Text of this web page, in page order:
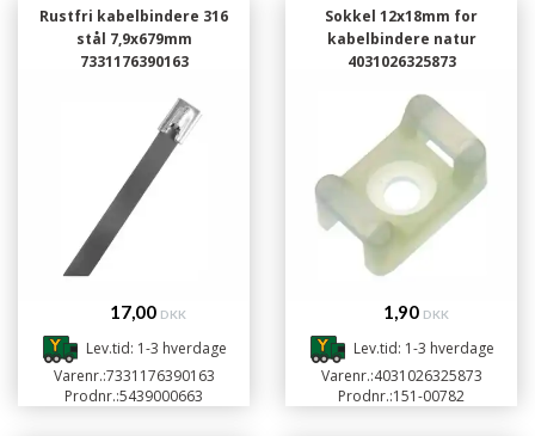
Rustfri kabelbindere 316
stål 7,9x679mm
7331176390163
17,00 DKK
Lev.tid: 1-3 hverdage
Varenr.:7331176390163
Prodnr.:5439000663
Sokkel 12x18mm for
kabelbindere natur
4031026325873
1,90 DKK
Lev.tid: 1-3 hverdage
Varenr.:4031026325873
Prodnr.:151-00782